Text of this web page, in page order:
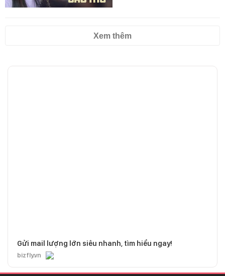
Xem thêm
Gửi mail lượng lớn siêu nhanh, tìm hiểu ngay!
bizfly.vn